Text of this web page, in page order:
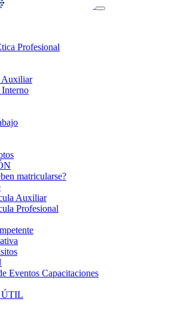
Profesional
Auxiliar
Interno
matricularse?
Auxiliar
Profesional
Eventos Capacitaciones